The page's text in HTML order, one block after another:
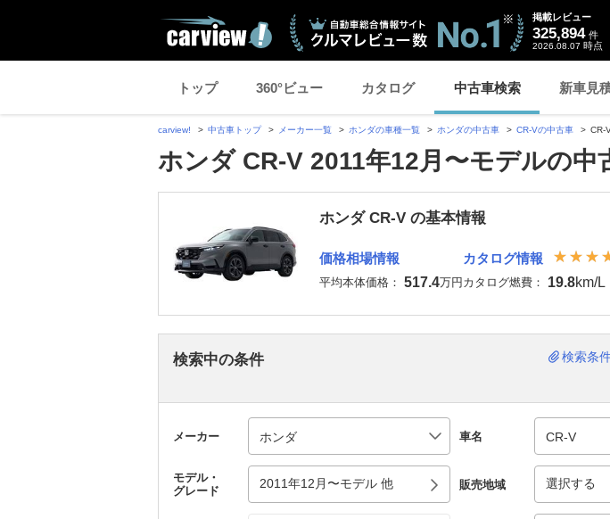
掲載レビュー
325,894 件
2026.08.07 時点
トップ 360°ビュー カタログ 中古車検索 新車見
carview! 中古車トップ メーカー一覧 ホンダの車種一覧 ホンダの中古車 CR-Vの中古車 CR-
ホンダ CR-V 2011年12月〜モデルの中
ホンダ CR-V の基本情報
価格相場情報
平均本体価格： 517.4万円
カタログ情報
カタログ燃費： 19.8km/L
検索中の条件
検索条
メーカー 車名
モデル・
グレード
2011年12月〜モデル 他 販売地域 選択する